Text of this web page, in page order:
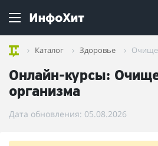
Каталог Здоровье
Онлайн-курсы:
организма
Дата обновления: 05.08.2026